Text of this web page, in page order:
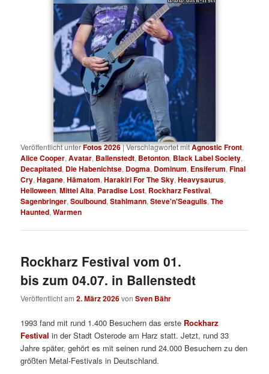
Veröffentlicht unterFotos 2026|Verschlagwortet mitAgnostic Front,
Alice Cooper,Avatar, Ballenstedt, Betonton, Black Label Society,
Decapitated, Die Habenichtse, Dogma, Dominum, Ensiferum,Final
Cry,Hagane,Hämatom,Harakiri For The Sky,Heavysaurus,
Helloween,Mittel Alta, Paradise Lost, Rockharz Festival,
Sagenbringer,Soulbound,Stahlmann,Steve'n'Seagulls,The
Haunted,Warmen
Rockharz Festival vom 01.
bis zum 04.07. in Ballenstedt
Veröffentlicht am2. März 2026vonSven Bähr
1993 fand mit rund 1.400 Besuchern das erste Rockharz
Festival in der Stadt Osterode am Harz statt.Jetzt, rund 33
Jahre später, gehört es mit seinen rund 24.000 Besuchern zu den
größten Metal-Festivals in Deutschland.